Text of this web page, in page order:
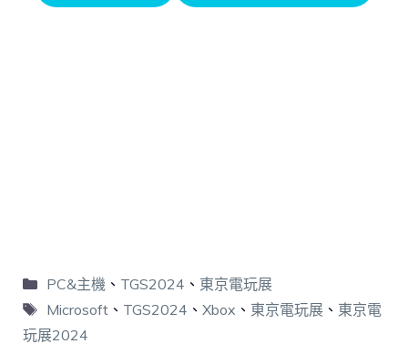
PC&主機 、 TGS2024 、 東京電玩展
Microsoft、 TGS2024 、 Xbox 、 東京電玩展、 東京電
玩展2024